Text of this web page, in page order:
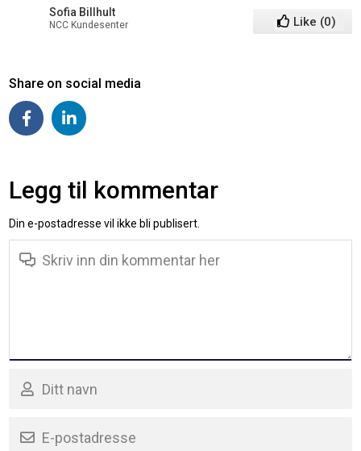
Sofia Billhult
NCC Kundesenter Like (0)
Share on social media
Legg til kommentar
Din e-postadresse vil ikke bli publisert.